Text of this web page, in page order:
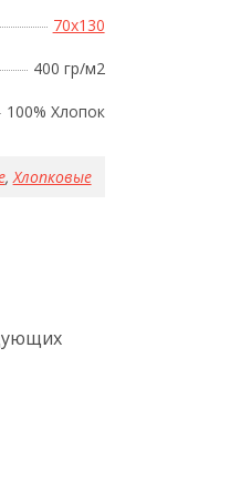
70x130
400 гр/м2
100% Хлопок
, Хлопковые